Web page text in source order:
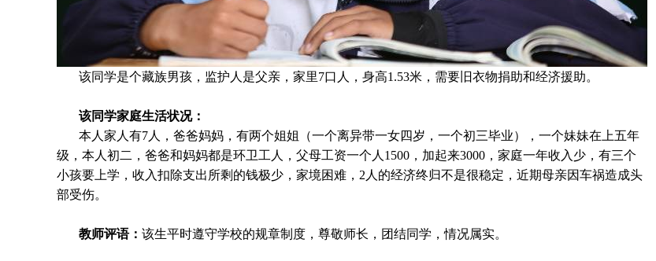
该同学是个藏族男孩，监护人是父亲，家里7口人，身高1.53米，需要旧衣物捐助和经济援助。
该同学家庭生活状况：
本人家人有7人，爸爸妈妈，有两个姐姐（一个离异带一女四岁，一个初三毕业），一个妹妹在上五年
级，本人初二，爸爸和妈妈都是环卫工人，父母工资一个人1500，加起来3000，家庭一年收入少，有三个
小孩要上学，收入扣除支出所剩的钱极少，家境困难，2人的经济终归不是很稳定，近期母亲因车祸造成头
部受伤。
教师评语： 该生平时遵守学校的规章制度，尊敬师长，团结同学，情况属实。